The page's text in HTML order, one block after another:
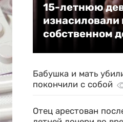
15-летнюю
изнасиловали
собственном
Бабушка и мать
покончили с собой
Отец арестован